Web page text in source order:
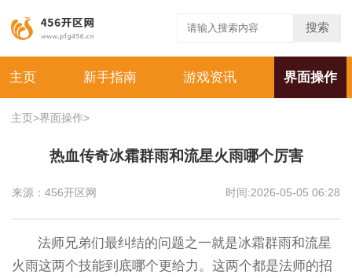
搜索
主页 新手指南 游戏资讯 界面操作
主页>界面操作>
热血传奇冰霜群雨和流星火雨哪个厉害
来源：456开区网 时间:2026-05-05 06:28
法师兄弟们最纠结的问题之一就是冰霜群雨和流星
火雨这两个技能到底哪个更给力。这两个都是法师的招